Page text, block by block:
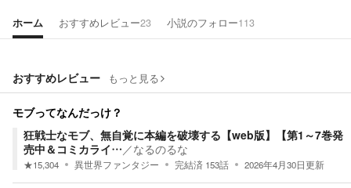
ホーム おすすめレビュー23 小説のフォロー113
おすすめレビュー もっと見る
モブってなんだっけ？
狂戦士なモブ、無自覚に本編を破壊する【web版】【第1～7巻発
売中＆コミカライ…／なるのるな
★15,304 異世界ファンタジー 完結済 153話 2026年4月30日更新